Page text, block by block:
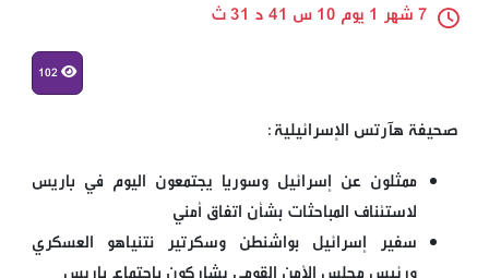
7 شهر 1 يوم 10 س 41 د 31 ث
102
صحيفة هآرتس الإسرائيلية:
ممثلون عن إسرائيل وسوريا يجتمعون اليوم في باريس
لاستئناف المباحثات بشأن اتفاق أمني
سفير إسرائيل بواشنطن وسكرتير نتنياهو العسكري